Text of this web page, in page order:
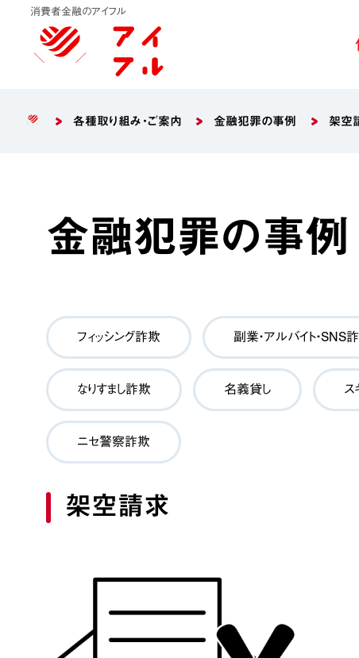
消費者金融のアイフル
各種取り組み・ご案内 金融犯罪の事例 架空
金融犯罪の事例
フィッシング詐欺 副業・アルバイト・SNS
なりすまし詐欺 名義貸し ス
ニセ警察詐欺
架空請求